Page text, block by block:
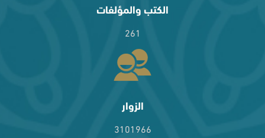
الكتب والمؤلفات
261
الزوار
3101966